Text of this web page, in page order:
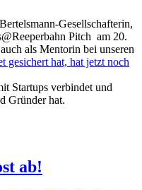
Gesellschafterin,
Pitch am 20.
als Mentorin bei unseren
gesichert hat, hat jetzt noch
Startups verbindet und
Gründer hat.
ab!